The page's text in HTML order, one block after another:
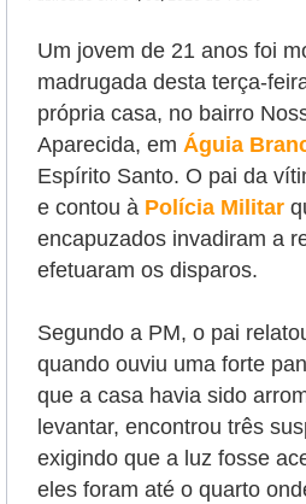
Um jovem de 21 anos foi
madrugada desta terça-
própria casa, no bairro
Aparecida, em Águia
Espírito Santo. O pai da
e contou à Polícia Militar
encapuzados invadiram a
efetuaram os disparos.
Segundo a PM, o pai
quando ouviu uma forte
que a casa havia sido
levantar, encontrou três
exigindo que a luz fosse
eles foram até o quarto